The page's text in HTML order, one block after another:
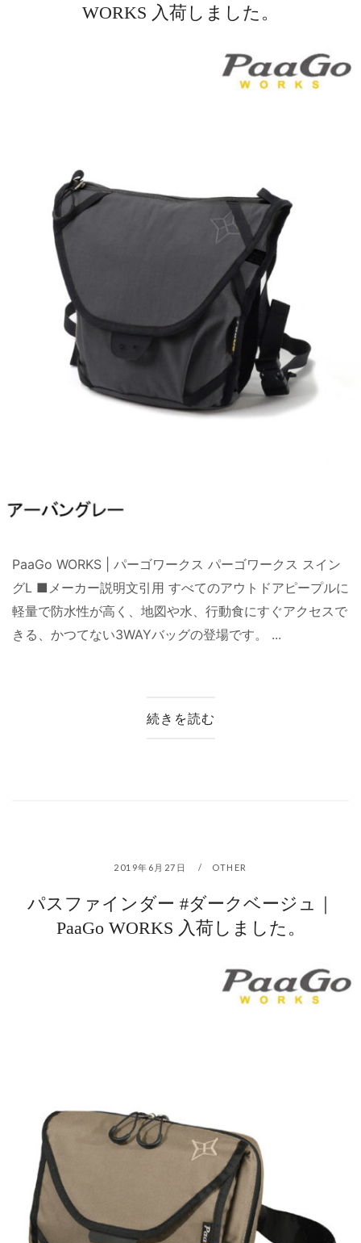
WORKS 入荷しました。
PaaGo WORKS | パーゴワークス パーゴワークス スイン
グL ■メーカー説明文引用 すべてのアウトドアピープルに
軽量で防水性が高く、地図や水、行動食にすぐアクセスで
きる、かつてない3WAYバッグの登場です。 ...
続きを読む
2019年6月27日 OTHER
パスファインダー #ダークベージュ｜
PaaGo WORKS 入荷しました。